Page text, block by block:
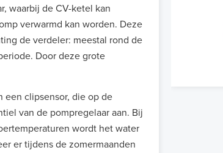
waarbij de CV-ketel kan
verwarmd kan worden. Deze
de verdeler: meestal rond de
Door deze grote
een clipsensor, die op de
van de pompregelaar aan. Bij
wordt het water
er tijdens de zomermaanden